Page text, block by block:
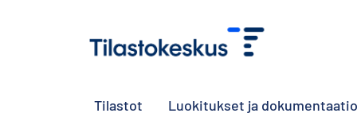
Tilastot Luokitukset ja dokumentaatio